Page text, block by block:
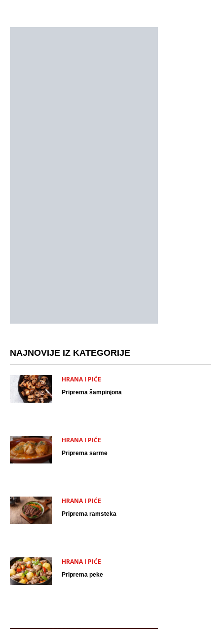
NAJNOVIJE IZ KATEGORIJE
HRANA I PIĆE
Priprema šampinjona
HRANA I PIĆE
Priprema sarme
HRANA I PIĆE
Priprema ramsteka
HRANA I PIĆE
Priprema peke